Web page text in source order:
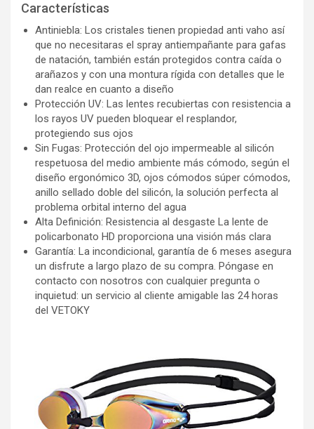
Características
Antiniebla: Los cristales tienen propiedad anti vaho así
que no necesitaras el spray antiempañante para gafas
de natación, también están protegidos contra caída o
arañazos y con una montura rígida con detalles que le
dan realce en cuanto a diseño
Protección UV: Las lentes recubiertas con resistencia a
los rayos UV pueden bloquear el resplandor,
protegiendo sus ojos
Sin Fugas: Protección del ojo impermeable al silicón
respetuosa del medio ambiente más cómodo, según el
diseño ergonómico 3D, ojos cómodos súper cómodos,
anillo sellado doble del silicón, la solución perfecta al
problema orbital interno del agua
Alta Definición: Resistencia al desgaste La lente de
policarbonato HD proporciona una visión más clara
Garantía: La incondicional, garantía de 6 meses asegura
un disfrute a largo plazo de su compra. Póngase en
contacto con nosotros con cualquier pregunta o
inquietud: un servicio al cliente amigable las 24 horas
del VETOKY